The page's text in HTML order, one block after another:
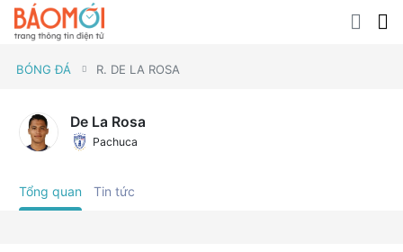
BÓNG ĐÁ R. DE LA ROSA
De La Rosa
Pachuca
Tổng quan Tin tức